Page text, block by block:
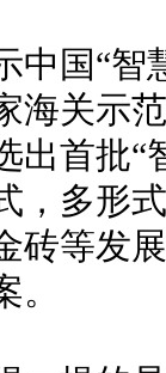
国“智慧
海关示
出首批“
，多形
砖等发
。